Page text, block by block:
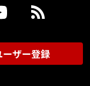
ーザー登録